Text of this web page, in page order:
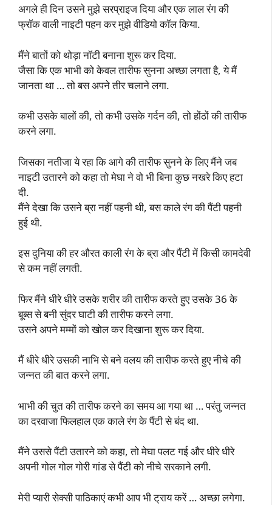
अगले ही दिन उसने मुझे सरप्राइज दिया और एक लाल रंग की
फ्रॉक वाली नाइटी पहन कर मुझे वीडियो कॉल किया.
मैंने बातों को थोड़ा नॉटी बनाना शुरू कर दिया.
जैसा कि एक भाभी को केवल तारीफ सुनना अच्छा लगता है, ये मैं
जानता था … तो बस अपने तीर चलाने लगा.
कभी उसके बालों की, तो कभी उसके गर्दन की, तो होंठों की तारीफ
करने लगा.
जिसका नतीजा ये रहा कि आगे की तारीफ सुनने के लिए मैंने जब
नाइटी उतारने को कहा तो मेघा ने वो भी बिना कुछ नखरे किए हटा
दी.
मैंने देखा कि उसने ब्रा नहीं पहनी थी, बस काले रंग की पैंटी पहनी
हुई थी.
इस दुनिया की हर औरत काली रंग के ब्रा और पैंटी में किसी कामदेवी
से कम नहीं लगती.
फिर मैंने धीरे धीरे उसके शरीर की तारीफ करते हुए उसके 36 के
बूब्स से बनी सुंदर घाटी की तारीफ करने लगा.
उसने अपने मम्मों को खोल कर दिखाना शुरू कर दिया.
मैं धीरे धीरे उसकी नाभि से बने वलय की तारीफ करते हुए नीचे की
जन्नत की बात करने लगा.
भाभी की चुत की तारीफ करने का समय आ गया था … परंतु जन्नत
का दरवाजा फिलहाल एक काले रंग के पैंटी से बंद था.
मैंने उससे पैंटी उतारने को कहा, तो मेघा पलट गई और धीरे धीरे
अपनी गोल गोल गोरी गांड से पैंटी को नीचे सरकाने लगी.
मेरी प्यारी सेक्सी पाठिकाएं कभी आप भी ट्राय करें … अच्छा लगेगा.